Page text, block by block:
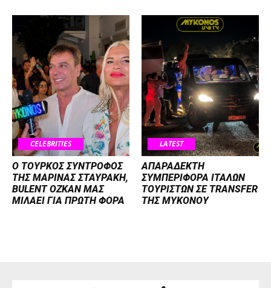
CELEBRITIES
Ο ΤΟΥΡΚΟΣ ΣΥΝΤΡΟΦΟΣ
ΤΗΣ ΜΑΡΙΝΑΣ ΣΤΑΥΡΑΚΗ,
BULENT OZKAN ΜΑΣ
ΜΙΛΑΕΙ ΓΙΑ ΠΡΩΤΗ ΦΟΡΑ
LATEST
ΑΠΑΡΑΔΕΚΤΗ
ΣΥΜΠΕΡΙΦΟΡΑ ΙΤΑΛΩΝ
ΤΟΥΡΙΣΤΩΝ ΣΕ TRANSFER
ΤΗΣ ΜΥΚΟΝΟΥ